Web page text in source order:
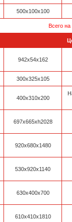
500х100х100
Всего на
942х54х162
300х325х105
400х310х200
697х665хh2028
920x680x1480
530x920x1140
630х400х700
610x410x1810